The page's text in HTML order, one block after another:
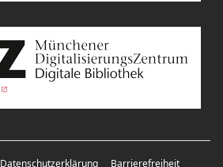
Datenschutzerklärung Barrierefreiheit